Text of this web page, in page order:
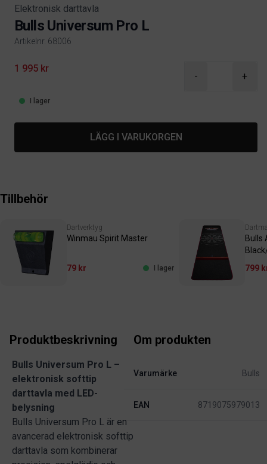
Elektronisk darttavla
Bulls Universum Pro L
Artikelnr. 68006
Product information
1 995 kr
- +
I lager
LÄGG I VARUKORGEN
Tillbehör
Dartverktyg
Winmau Spirit Master
79 kr I lager
Bulls
799
Produktbeskrivning
Bulls Universum Pro L –
elektronisk softtip
darttavla med LED-
belysning
Bulls Universum Pro L är en
avancerad elektronisk softtip
darttavla som kombinerar
Om produkten
Varumärke Bulls
EAN 8719075979013